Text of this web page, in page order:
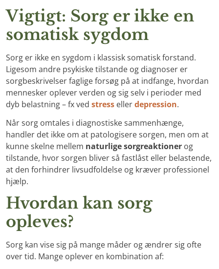
Vigtigt: Sorg er ikke en
somatisk sygdom
Sorg er ikke en sygdom i klassisk somatisk forstand.
Ligesom andre psykiske tilstande og diagnoser er
sorgbeskrivelser faglige forsøg på at indfange, hvordan
mennesker oplever verden og sig selv i perioder med
dyb belastning – fx ved stress ellerdepression.
Når sorg omtales i diagnostiske sammenhænge,
handler det ikke om at patologisere sorgen, men om at
kunne skelne mellem naturlige sorgreaktioner og
tilstande, hvor sorgen bliver så fastlåst eller belastende,
at den forhindrer livsudfoldelse og kræver professionel
hjælp.
Hvordan kan sorg
opleves?
Sorg kan vise sig på mange måder og ændrer sig ofte
over tid. Mange oplever en kombination af: